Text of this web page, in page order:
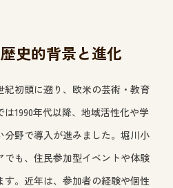
史的背景と進化
紀初頭に遡り、欧米の芸術・教育
1990年代以降、地域活性化や学
野で導入が進みました。堀川小
も、住民参加型イベントや体験
。近年は、参加者の経験や個性